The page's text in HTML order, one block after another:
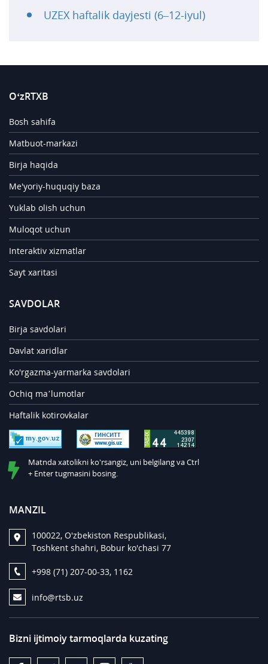
UZEX haftalik dayjesti (6–12-iyul)
O‘zRTXB
Bosh sahifa
Matbuot-markazi
Birja haqida
Me'yoriy-huquqiy baza
Yuklab olish uchun
Muloqot uchun
Interaktiv xizmatlar
Sayt xaritasi
SAVDOLAR
Birja savdolari
Davlat xaridlar
Ko'rgazma-yarmarka savdolari
Ochiq ma’lumotlar
Haftalik kotirovkalar
Matnda xatolikni ko'rsangiz, uni belgilang va Ctrl
+ Enter tugmasini bosing.
MANZIL
100022, O'zbekiston Respublikasi,
Toshkent shahri, Bobur ko'chasi 77
+998 (71) 207-00-33, 1162
info@rtsb.uz
Bizni ijtimoiy tarmoqlarda kuzating